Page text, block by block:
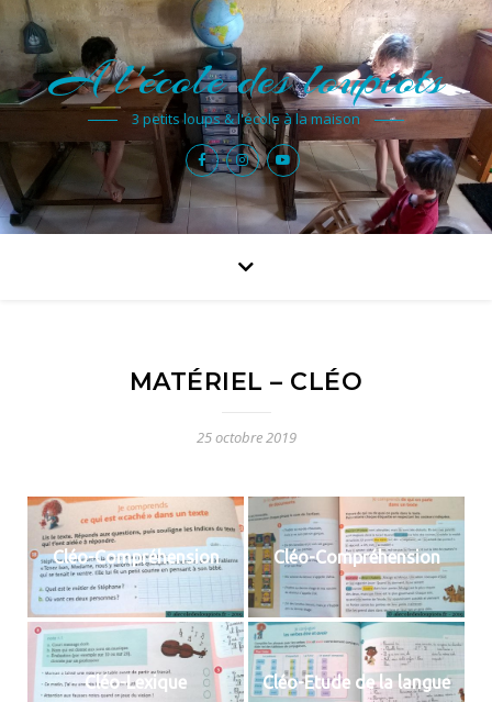
A l'école des loupiots
3 petits loups & l'école à la maison
MATÉRIEL – CLÉO
25 octobre 2019
Cléo-Compréhension Cléo-Compréhension
Cléo-Lexique Cléo-Etude de la langue